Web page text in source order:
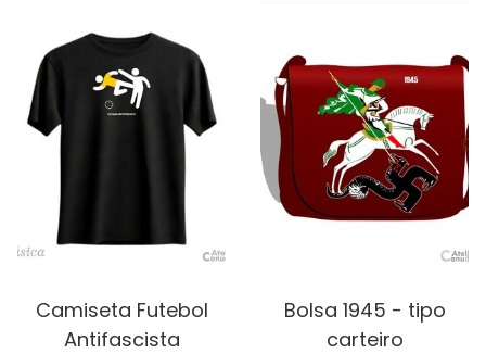
Camiseta Futebol
Antifascista
Bolsa 1945 - tipo
carteiro